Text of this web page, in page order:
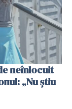
neînlocuit
„Nu știu